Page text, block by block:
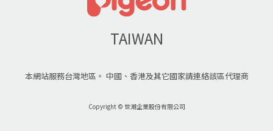
TAIWAN
本網站服務台灣地區。 中國、香港及其它國家請連絡該區代理商
Copyright © 世潮企業股份有限公司